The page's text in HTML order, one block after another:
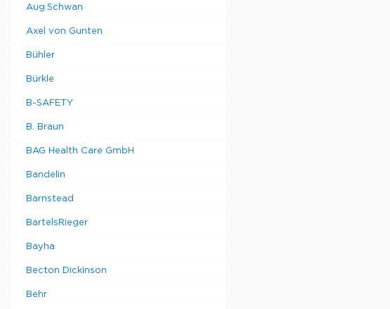
Aug.Schwan
Axel von Gunten
Bühler
Bürkle
B-SAFETY
B. Braun
BAG Health Care GmbH
Bandelin
Barnstead
BartelsRieger
Bayha
Becton Dickinson
Behr